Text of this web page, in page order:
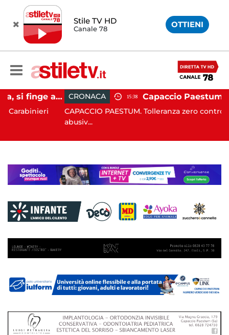
Stile TV HD
Canale 78 OTTIENI
Penisola Sorrentina, si finge addetto pulizie per violentare turista in albergo: 37enne in carcere CRONACA 15:38
CAPACCIO PAESTUM. Tolleranza zero contro